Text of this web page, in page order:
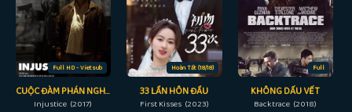
Full HD - Vietsub
CUỘC ĐÀM PHÁN NGHẸT THỞ
Injustice (2017)
Hoàn Tất (18/18)
33 LẦN HÔN ĐẦU
First Kisses (2023)
Full
KHÔNG DẤU VẾT
Backtrace (2018)